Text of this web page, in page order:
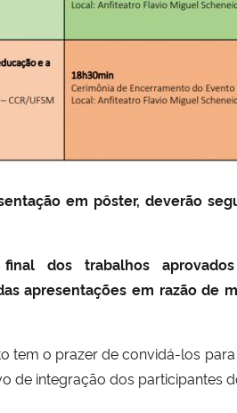
em pôster, deverão
final dos trabalhos
apresentações em razão de
tem o prazer de convidá-los
de integração dos participantes